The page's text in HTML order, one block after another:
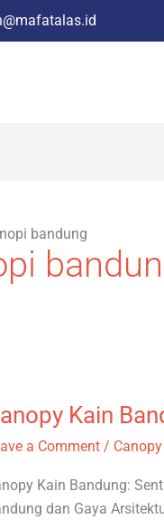
bandung
Kain
a Comment /
Kain Bandung:
dan Gaya